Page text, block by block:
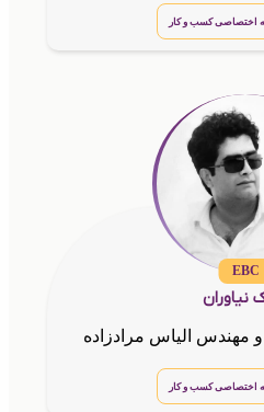
اختصاصی کسب و کار
EBC
نیاوران
مهندس الیاس مرادزاده
اختصاصی کسب و کار